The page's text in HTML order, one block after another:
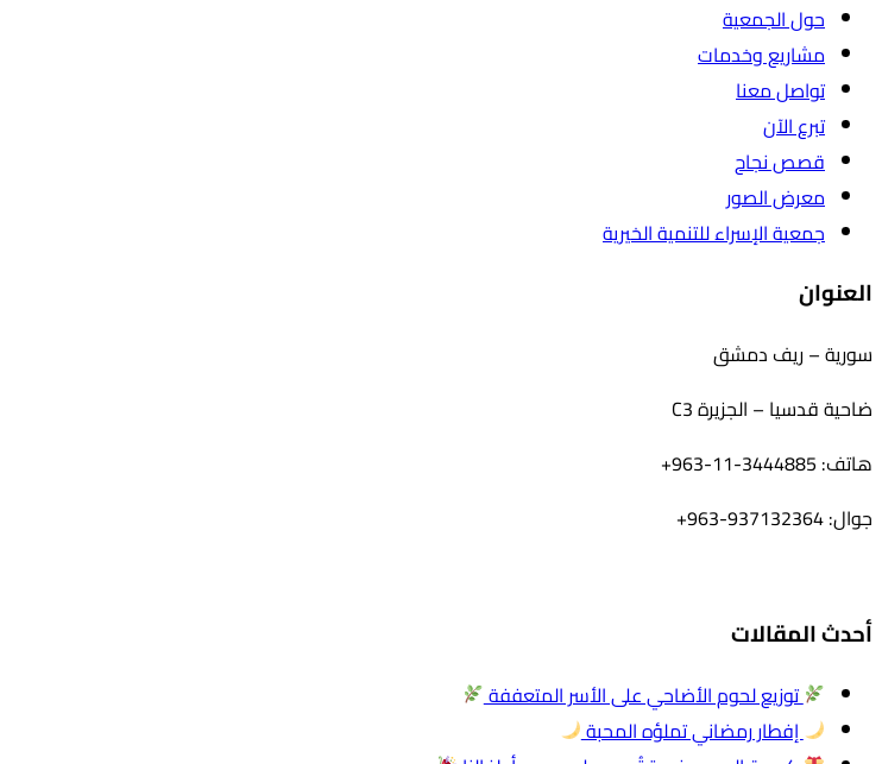
حول الجمعية
مشاريع وخدمات
تواصل معنا
تبرع الآن
قصص نجاح
معرض الصور
جمعية الإسراء للتنمية الخيرية
العنوان
سورية – ريف دمشق
ضاحية قدسيا – الجزيرة C3
هاتف: 3444885-11-963+
جوال: 937132364-963+
أحدث المقالات
توزيع لحوم الأضاحي على الأسر المتعففة
إفطار رمضاني تملؤه المحبة